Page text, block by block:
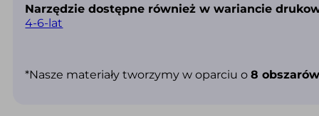
Narzędzie dostępne również w wariancie
4-6-lat
*Nasze materiały tworzymy w oparciu o8